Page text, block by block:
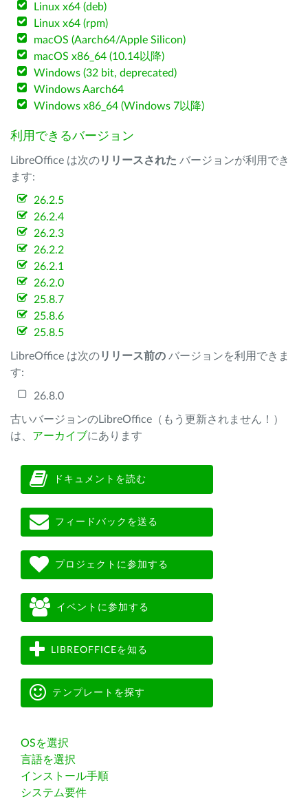
Linux x64 (deb)
Linux x64 (rpm)
macOS (Aarch64/Apple Silicon)
macOS x86_64 (10.14以降)
Windows (32 bit, deprecated)
Windows Aarch64
Windows x86_64 (Windows 7以降)
利用できるバージョン
LibreOffice は次のリリースされた バージョンが利用でき
ます:
26.2.5
26.2.4
26.2.3
26.2.2
26.2.1
26.2.0
25.8.7
25.8.6
25.8.5
LibreOffice は次のリリース前の バージョンを利用できま
す:
26.8.0
古いバージョンのLibreOffice（もう更新されません！）
は、 アーカイブにあります
ドキュメントを読む
フィードバックを送る
プロジェクトに参加する
イベントに参加する
LIBREOFFICEを知る
テンプレートを探す
OSを選択
言語を選択
インストール手順
システム要件